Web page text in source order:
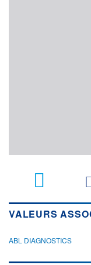
VALEURS
ABL DIAGNOSTICS